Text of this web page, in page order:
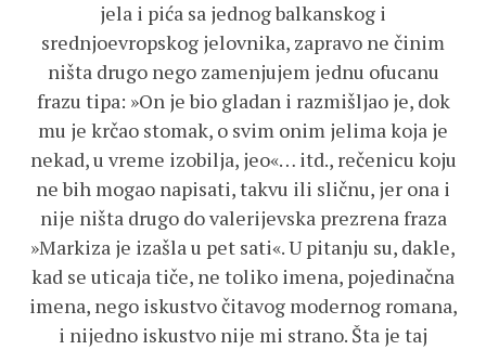
jela i pića sa jednog balkanskog i
srednjoevropskog jelovnika, zapravo ne činim
ništa drugo nego zamenjujem jednu ofucanu
frazu tipa: »On je bio gladan i razmišljao je, dok
mu je krčao stomak, o svim onim jelima koja je
nekad, u vreme izobilja, jeo«… itd., rečenicu koju
ne bih mogao napisati, takvu ili sličnu, jer ona i
nije ništa drugo do valerijevska prezrena fraza
»Markiza je izašla u pet sati«. U pitanju su, dakle,
kad se uticaja tiče, ne toliko imena, pojedinačna
imena, nego iskustvo čitavog modernog romana,
i nijedno iskustvo nije mi strano. Šta je taj